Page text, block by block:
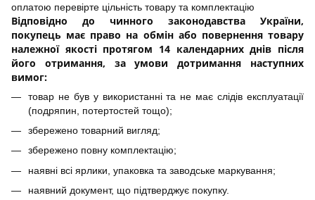
оплатою перевірте цільність товару та комплектацію
Відповідно до чинного законодавства України,
покупець має право на обмін або повернення товару
належної якості протягом 14 календарних днів після
його отримання, за умови дотримання наступних
вимог:
товар не був у використанні та не має слідів експлуатації
(подряпин, потертостей тощо);
збережено товарний вигляд;
збережено повну комплектацію;
наявні всі ярлики, упаковка та заводське маркування;
наявний документ, що підтверджує покупку.